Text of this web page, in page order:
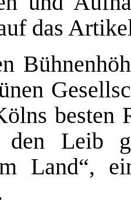
das
besten
Leib
Land“,